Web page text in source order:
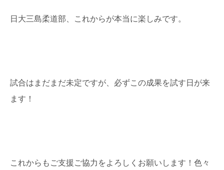
日大三島柔道部、これからが本当に楽しみです。
試合はまだまだ未定ですが、必ずこの成果を試す日が来
ます！
これからもご支援ご協力をよろしくお願いします！色々